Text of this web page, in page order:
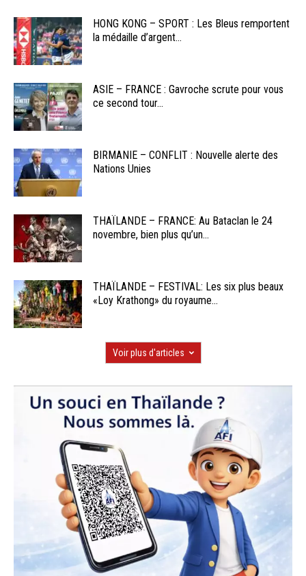
HONG KONG – SPORT : Les Bleus remportent
la médaille d’argent...
ASIE – FRANCE : Gavroche scrute pour vous
ce second tour...
BIRMANIE – CONFLIT : Nouvelle alerte des
Nations Unies
THAÏLANDE – FRANCE: Au Bataclan le 24
novembre, bien plus qu’un...
THAÏLANDE – FESTIVAL: Les six plus beaux
«Loy Krathong» du royaume...
Voir plus d'articles